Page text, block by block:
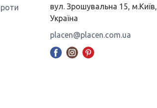
вул. Зрошувальна 15, м.Київ,
Україна
placen@placen.com.ua